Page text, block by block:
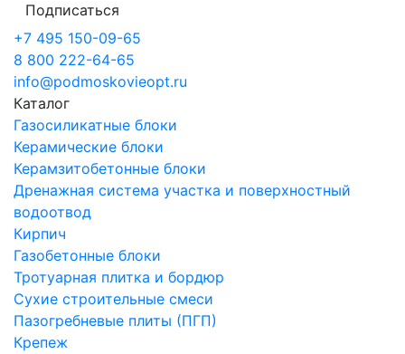
Подписаться
+7 495 150-09-65
8 800 222-64-65
info@podmoskovieopt.ru
Каталог
Газосиликатные блоки
Керамические блоки
Керамзитобетонные блоки
Дренажная система участка и поверхностный
водоотвод
Кирпич
Газобетонные блоки
Тротуарная плитка и бордюр
Сухие строительные смеси
Пазогребневые плиты (ПГП)
Крепеж